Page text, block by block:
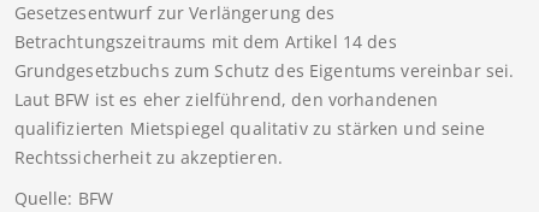
Gesetzesentwurf zur Verlängerung des
Betrachtungszeitraums mit dem Artikel 14 des
Grundgesetzbuchs zum Schutz des Eigentums vereinbar sei.
Laut BFW ist es eher zielführend, den vorhandenen
qualifizierten Mietspiegel qualitativ zu stärken und seine
Rechtssicherheit zu akzeptieren.
Quelle: BFW